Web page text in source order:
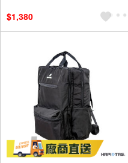
$1,380